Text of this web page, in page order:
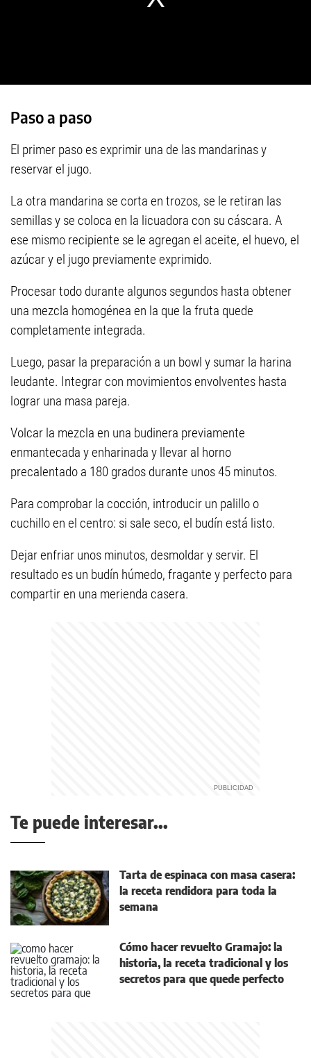
Paso a paso
El primer paso es exprimir una de las mandarinas y
reservar el jugo.
La otra mandarina se corta en trozos, se le retiran las
semillas y se coloca en la licuadora con su cáscara. A
ese mismo recipiente se le agregan el aceite, el huevo, el
azúcar y el jugo previamente exprimido.
Procesar todo durante algunos segundos hasta obtener
una mezcla homogénea en la que la fruta quede
completamente integrada.
Luego, pasar la preparación a un bowl y sumar la harina
leudante. Integrar con movimientos envolventes hasta
lograr una masa pareja.
Volcar la mezcla en una budinera previamente
enmantecada y enharinada y llevar al horno
precalentado a 180 grados durante unos 45 minutos.
Para comprobar la cocción, introducir un palillo o
cuchillo en el centro: si sale seco, el budín está listo.
Dejar enfriar unos minutos, desmoldar y servir. El
resultado es un budín húmedo, fragante y perfecto para
compartir en una merienda casera.
Te puede interesar...
Tarta de espinaca con masa casera:
la receta rendidora para toda la
semana
Cómo hacer revuelto Gramajo: la
historia, la receta tradicional y los
secretos para que quede perfecto